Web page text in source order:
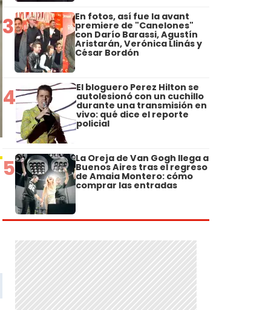
3 En fotos, así fue la avant
premiere de "Canelones"
con Darío Barassi, Agustín
Aristarán, Verónica Llinás y
César Bordón
4 El bloguero Perez Hilton se
autolesionó con un cuchillo
durante una transmisión en
vivo: qué dice el reporte
policial
5 La Oreja de Van Gogh llega a
Buenos Aires tras el regreso
de Amaia Montero: cómo
comprar las entradas